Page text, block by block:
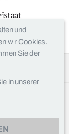
und
wir Cookies.
Sie der
in unserer